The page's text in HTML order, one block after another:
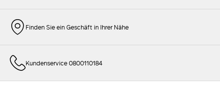
Finden Sie ein Geschäft in Ihrer Nähe
Kundenservice 0800110184